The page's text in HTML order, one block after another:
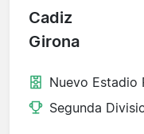
Cadiz
Girona
Nuevo Estadio
Segunda